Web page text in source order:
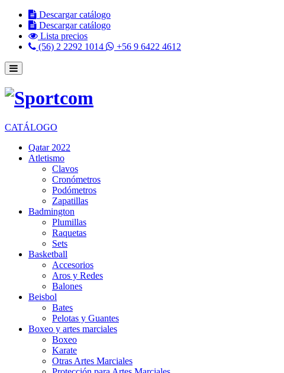
Descargar catálogo
Descargar catálogo
Lista precios
(56) 2 2292 1014
+56 9 6422 4612
CATÁLOGO
Qatar 2022
Atletismo
Clavos
Cronómetros
Podómetros
Zapatillas
Badmington
Plumillas
Raquetas
Sets
Basketball
Accesorios
Aros y Redes
Balones
Beisbol
Bates
Pelotas y Guantes
Boxeo y artes marciales
Boxeo
Karate
Otras Artes Marciales